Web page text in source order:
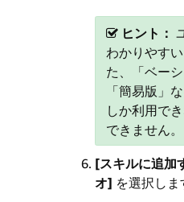
ヒント：
わかりやす
た、「ベー
「簡易版」
しか利用で
できません。
[スキルに追加
オ] を選択しま